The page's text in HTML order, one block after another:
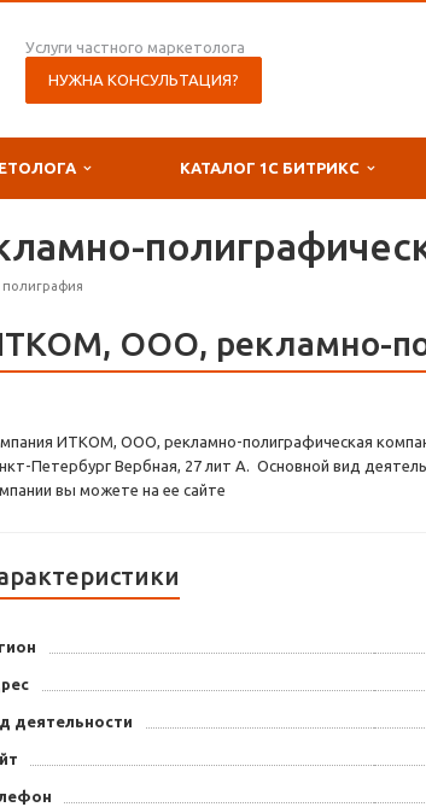
Услуги частного маркетолога
НУЖНА КОНСУЛЬТАЦИЯ?
КАТАЛОГ 1С БИТРИКС
ООО, рекламно-
ИТКОМ, ООО, рекламно-полиграфическая
Петербург Вербная, 27 лит А. Основной вид
вы можете на ее сайте
деятельности